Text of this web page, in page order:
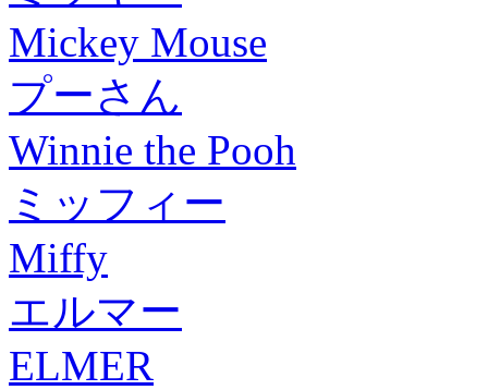
Mickey Mouse
プーさん
Winnie the Pooh
ミッフィー
Miffy
エルマー
ELMER